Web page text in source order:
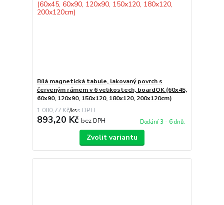
Bílá magnetická tabule, lakovaný povrch s
červeným rámem v 6 velikostech, boardOK (60x45,
60x90, 120x90, 150x120, 180x120, 200x120cm)
1 080,77 Kč/ks
893,20 Kč bez DPH Dodání 3 - 6 dnů.
Zvolit variantu